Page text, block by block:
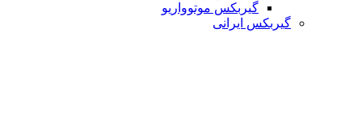
گیربکس موتوواریو
گیربکس ایرانی